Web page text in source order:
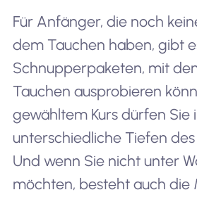
Für Anfänger, die noch
dem Tauchen haben, gibt
Schnupperpaketen, mit
Tauchen ausprobieren
gewähltem Kurs dürfen Sie
unterschiedliche Tiefen des
Und wenn Sie nicht unter
möchten, besteht auch die